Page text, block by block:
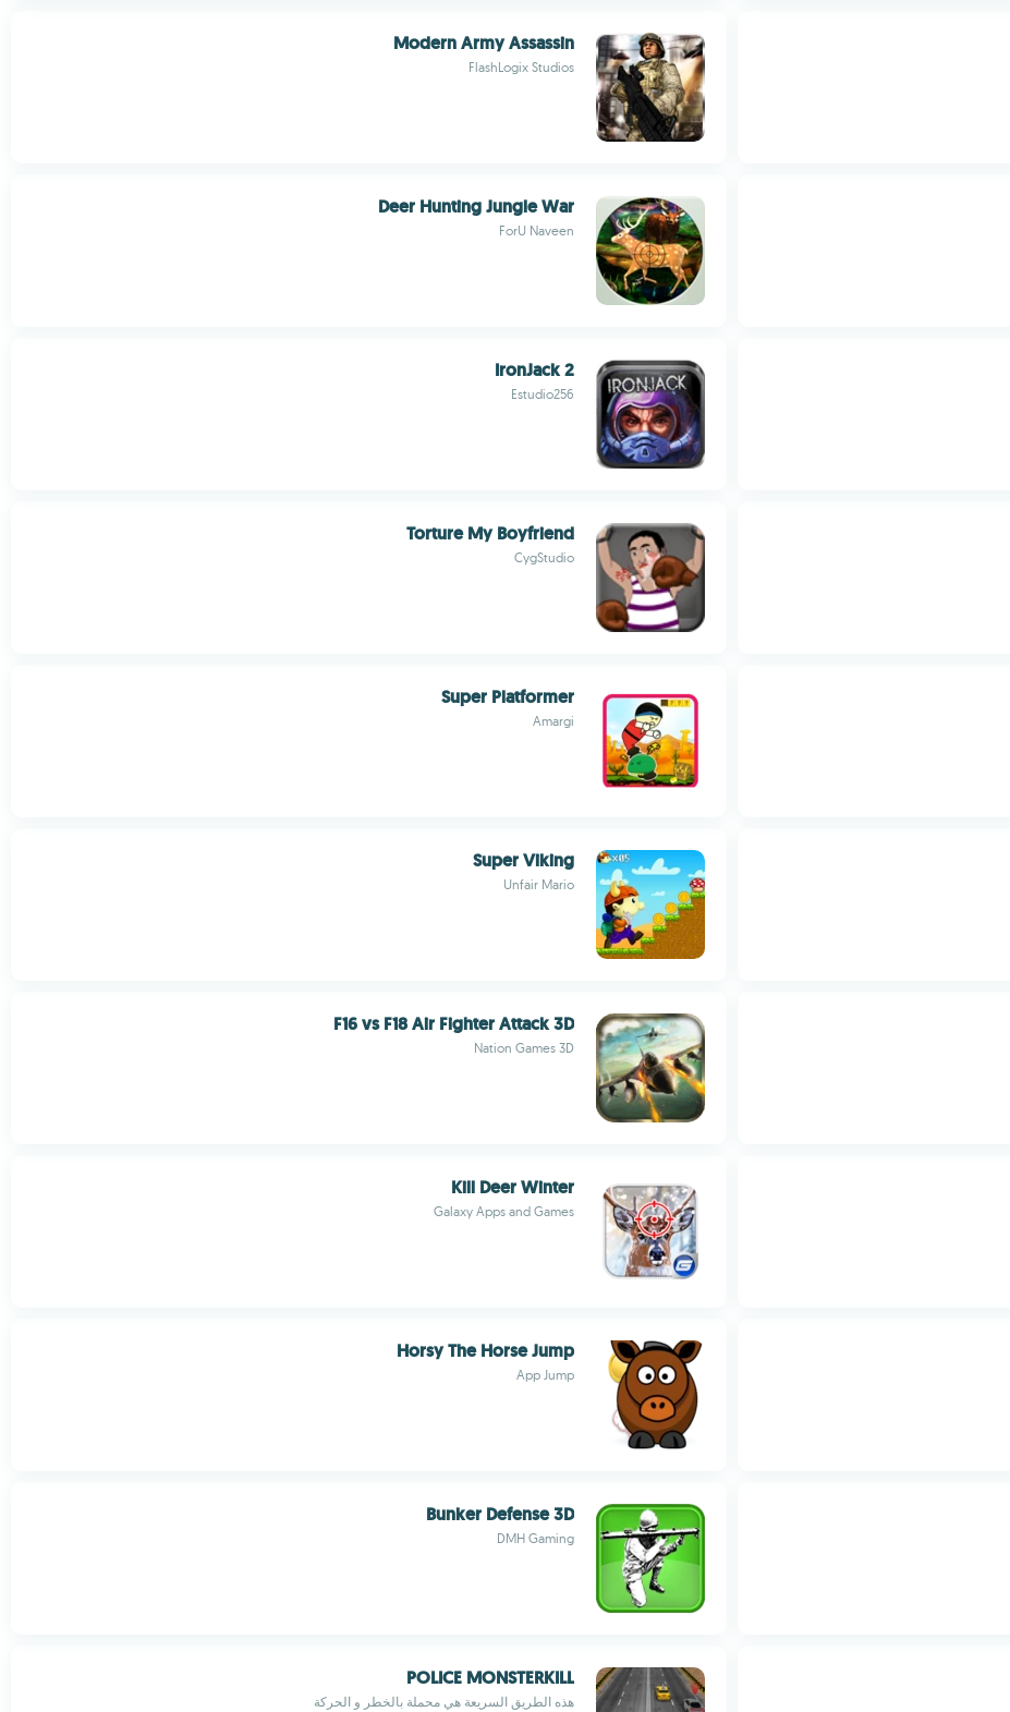
Modern Army Assassin
FlashLogix Studios
Deer Hunting Jungle War
ForU Naveen
IronJack 2
Estudio256
Torture My Boyfriend
CygStudio
Super Platformer
Amargi
Super Viking
Unfair Mario
F16 vs F18 Air Fighter Attack 3D
Nation Games 3D
Kill Deer Winter
Galaxy Apps and Games
Horsy The Horse Jump
App Jump
Bunker Defense 3D
DMH Gaming
POLICE MONSTERKILL
هذه الطريق السريعة هي محملة بالخطر و الحركة